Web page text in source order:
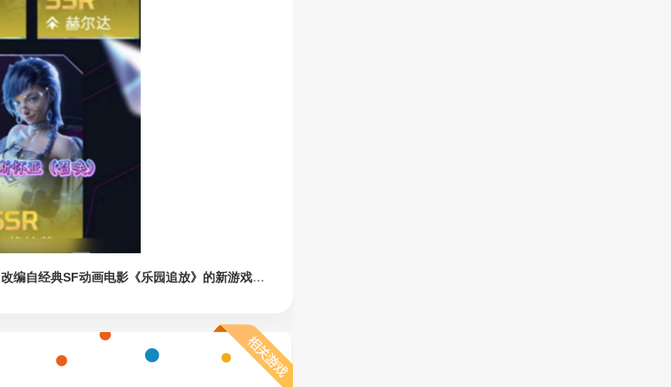
改编自经典SF动画电影《乐园追放》的新游戏 将于今年冬季发售